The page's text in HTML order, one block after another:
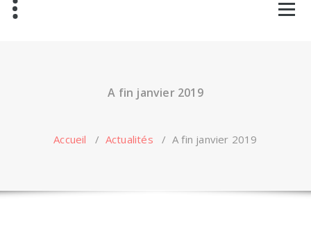
A fin janvier 2019
Accueil / Actualités /A fin janvier 2019